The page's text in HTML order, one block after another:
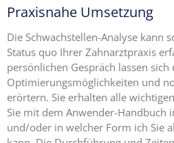
Praxisnahe Umsetzung
Die Schwachstellen-Analyse kann
Status quo Ihrer Zahnarztpraxis
persönlichen Gespräch lassen sich
Optimierungsmöglichkeiten und
erörtern. Sie erhalten alle
Sie mit dem Anwender-Handbuch
und/oder in welcher Form ich Sie